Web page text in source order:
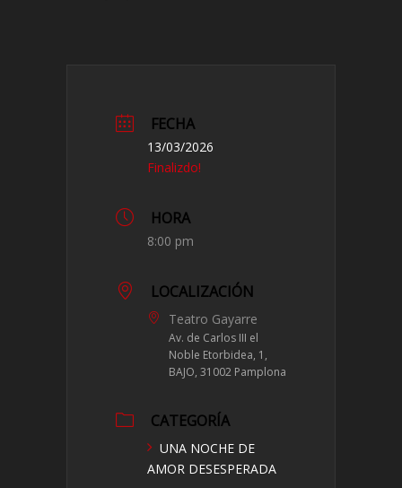
FECHA
13/03/2026
Finalizdo!
HORA
8:00 pm
LOCALIZACIÓN
Teatro Gayarre
Av. de Carlos III el
Noble Etorbidea, 1,
BAJO, 31002 Pamplona
CATEGORÍA
UNA NOCHE DE
AMOR DESESPERADA